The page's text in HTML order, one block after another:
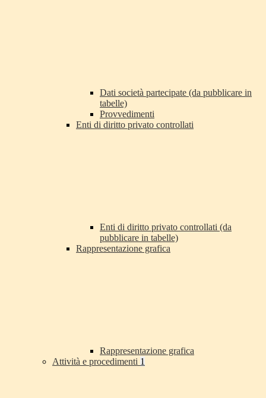
Dati società partecipate (da pubblicare in
tabelle)
Provvedimenti
Enti di diritto privato controllati
Enti di diritto privato controllati (da
pubblicare in tabelle)
Rappresentazione grafica
Rappresentazione grafica
Attività e procedimenti 1